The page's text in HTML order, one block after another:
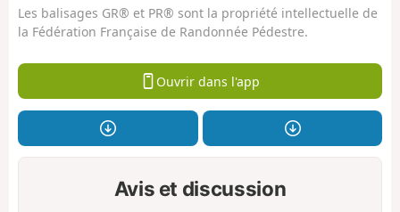
Les balisages GR® et PR® sont la propriété intellectuelle de
la Fédération Française de Randonnée Pédestre.
Ouvrir dans l'app
Avis et discussion